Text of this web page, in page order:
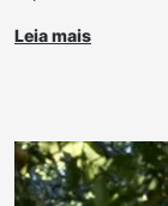
Leia mais